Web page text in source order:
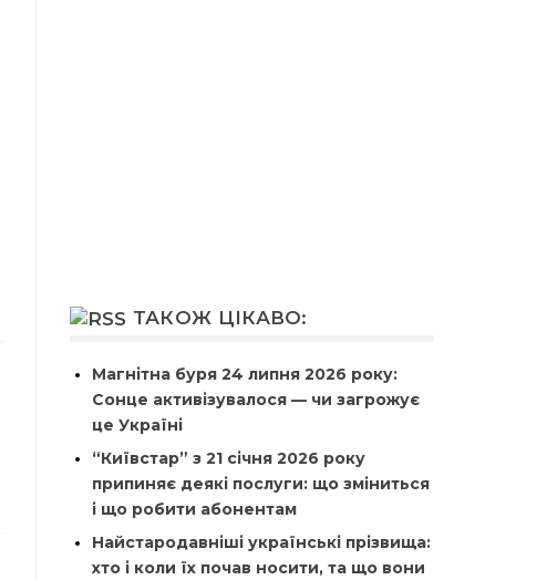
ТАКОЖ ЦІКАВО:
Магнітна буря 24 липня 2026 року:
Сонце активізувалося — чи загрожує
це Україні
“Київстар” з 21 січня 2026 року
припиняє деякі послуги: що зміниться
і що робити абонентам
Найстародавніші українські прізвища:
хто і коли їх почав носити, та що вони